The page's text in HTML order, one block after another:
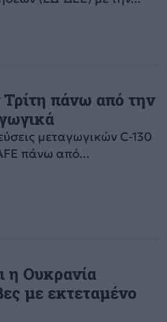
Τρίτη πάνω από την
μεταγωγικών C-130
πάνω από...
η Ουκρανία
με εκτεταμένο